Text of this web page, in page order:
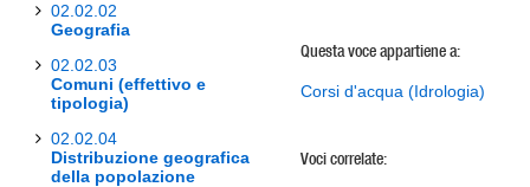
02.02.02
Geografia
02.02.03
Comuni (effettivo e
tipologia)
02.02.04
Distribuzione geografica
della popolazione
Questa voce appartiene a:
Corsi d'acqua (Idrologia)
Voci correlate: